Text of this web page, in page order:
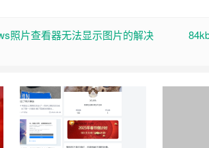
照片查看器无法显示图片的解决